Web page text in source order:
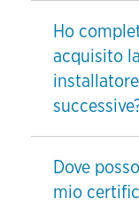
Ho
acquisito
Dove
mio